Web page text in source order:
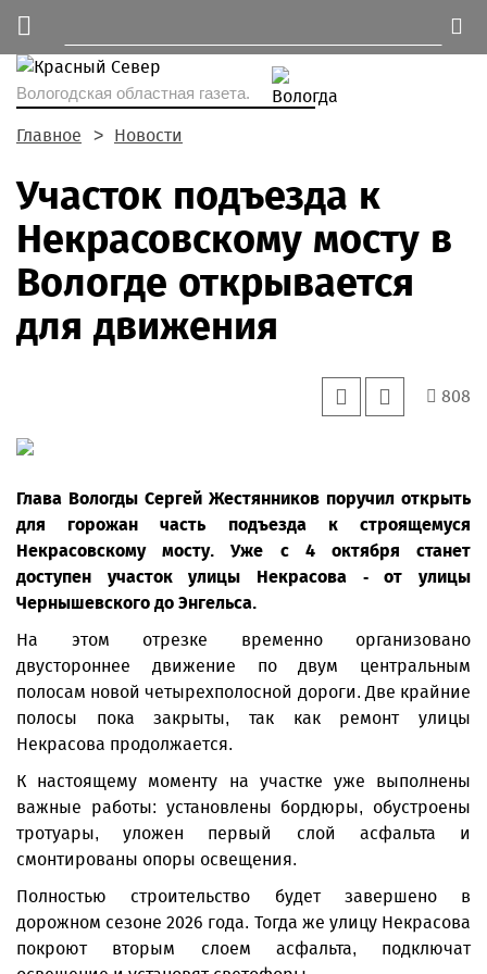
Вологодская областная газета.
Главное Новости
Участок подъезда к
Некрасовскому мосту в
Вологде открывается
для движения
808
Глава Вологды Сергей Жестянников поручил открыть
для горожан часть подъезда к строящемуся
Некрасовскому мосту. Уже с 4 октября станет
доступен участок улицы Некрасова - от улицы
Чернышевского до Энгельса.
На этом отрезке временно организовано
двустороннее движение по двум центральным
полосам новой четырехполосной дороги. Две крайние
полосы пока закрыты, так как ремонт улицы
Некрасова продолжается.
К настоящему моменту на участке уже выполнены
важные работы: установлены бордюры, обустроены
тротуары, уложен первый слой асфальта и
смонтированы опоры освещения.
Полностью строительство будет завершено в
дорожном сезоне 2026 года. Тогда же улицу Некрасова
покроют вторым слоем асфальта, подключат